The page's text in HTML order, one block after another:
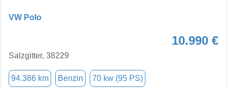
VW Polo
10.990 €
Salzgitter, 38229
94.386 km Benzin 70 kw (95 PS)